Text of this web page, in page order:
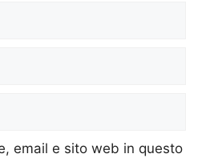
email e sito web in questo